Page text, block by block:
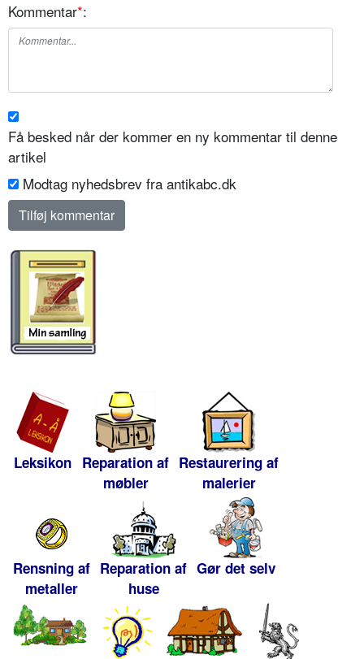
Kommentar*:
Få besked når der kommer en ny kommentar til denne
artikel
Modtag nyhedsbrev fra antikabc.dk
Leksikon Reparation af
møbler
Restaurering af
malerier
Rensning af
metaller
Reparation af
huse
Gør det selv